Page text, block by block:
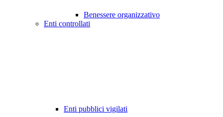
Benessere organizzativo
Enti controllati
Enti pubblici vigilati